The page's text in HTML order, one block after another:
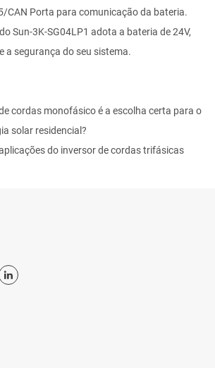
CAN Porta para comunicação da bateria.
Sun-3K-SG04LP1 adota a bateria de 24V,
a segurança do seu sistema.
cordas monofásico é a escolha certa para o
solar residencial?
do inversor de cordas trifásicas